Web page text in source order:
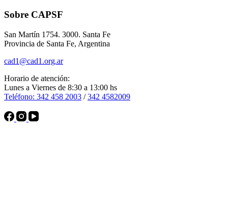
Sobre CAPSF
San Martín 1754. 3000. Santa Fe
Provincia de Santa Fe, Argentina
cad1@cad1.org.ar
Horario de atención:
Lunes a Viernes de 8:30 a 13:00 hs
Teléfono: 342 458 2003 /342 4582009